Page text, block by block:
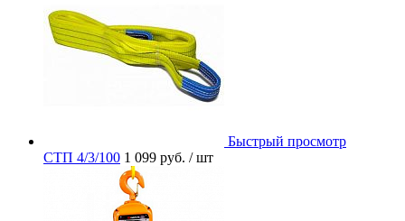
Быстрый просмотр
СТП 4/3/100 1 099 руб. / шт